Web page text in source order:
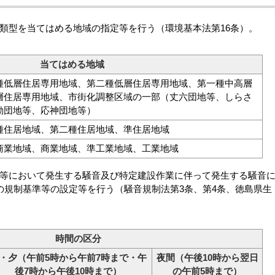
型を当てはめる地域の指定等を行う（環境基本法第16条）。
当てはめる地域
層住居専用地域、第二種低層住居専用地域、第一種中高層
居専用地域、市街化調整区域の一部（丈六団地等、しらさ
地等、応神団地等）
居地域、第二種住居地域、準住居地域
地域、商業地域、準工業地域、工業地域
において発生する騒音及び特定建設作業に伴って発生する騒音に
制基準等の設定等を行う（騒音規制法第3条、第4条、徳島県生
時間の区分
夕（午前5時から午前7時まで・午
後7時から午後10時まで）
夜間（午後10時から翌日
の午前5時まで）